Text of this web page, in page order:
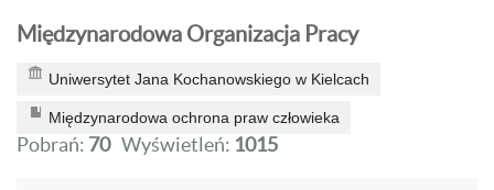
Międzynarodowa Organizacja Pracy
Uniwersytet Jana Kochanowskiego w Kielcach
Międzynarodowa ochrona praw człowieka
Pobrań: 70 Wyświetleń: 1015